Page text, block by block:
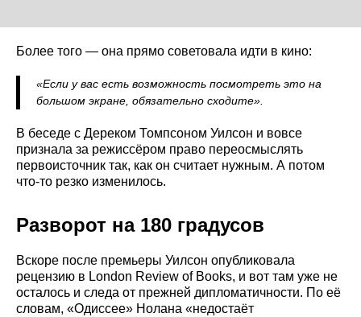
Более того — она прямо советовала идти в кино:
«Если у вас есть возможность посмотреть это на
большом экране, обязательно сходите».
В беседе с Дереком Томпсоном Уилсон и вовсе
признала за режиссёром право переосмыслять
первоисточник так, как он считает нужным. А потом
что-то резко изменилось.
Разворот на 180 градусов
Вскоре после премьеры Уилсон опубликовала
рецензию в London Review of Books, и вот там уже не
осталось и следа от прежней дипломатичности. По её
словам, «Одиссее» Нолана «недостаёт